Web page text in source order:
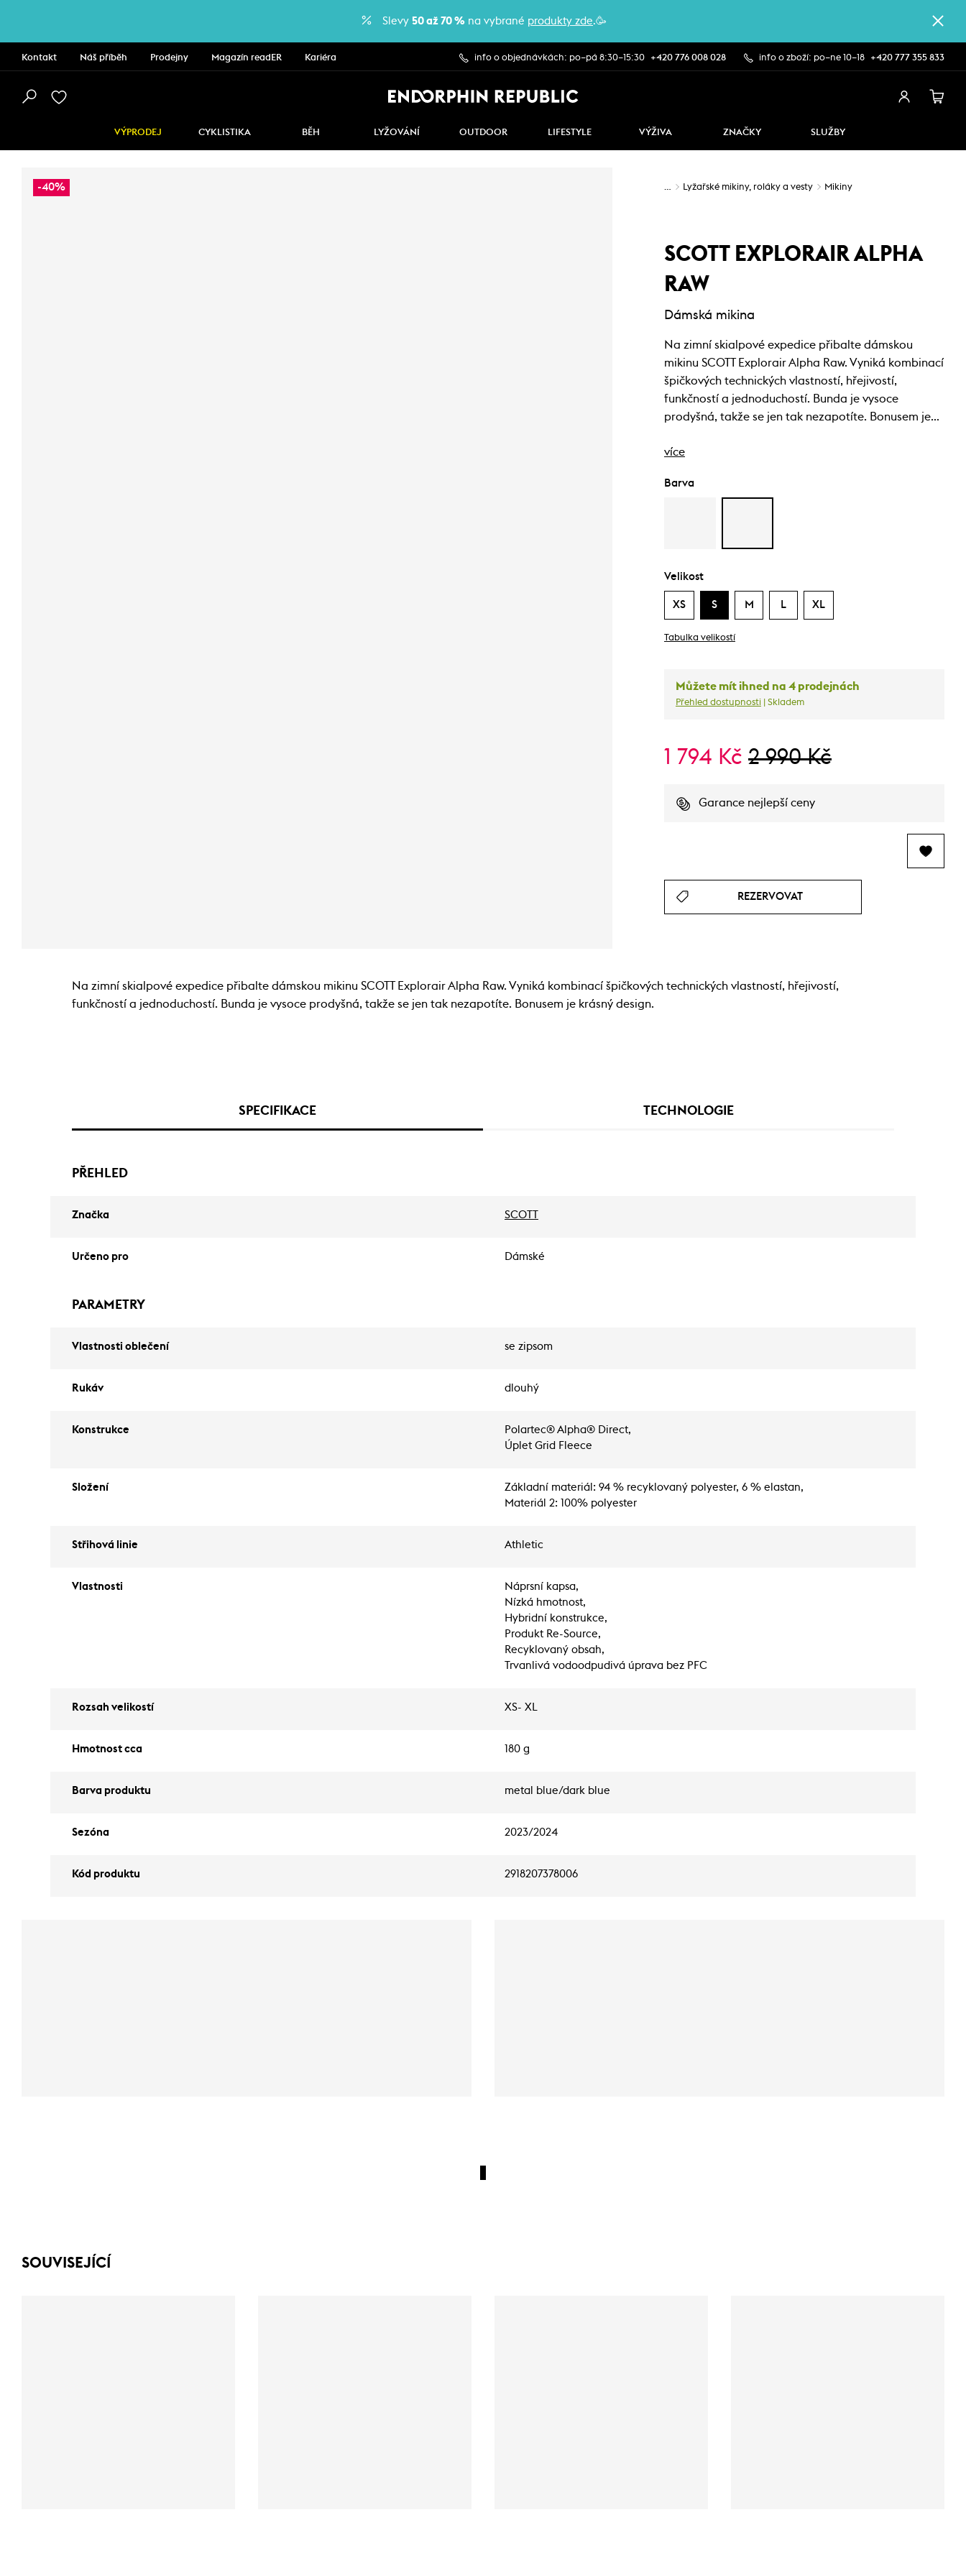
Slevy 50 až 70 % na vybrané produkty zde.🥳
Kontakt Náš příběh Prodejny Magazín readER Kariéra info o objednávkách: po–pá 8:30–15:30 +420 776 008 028 info o zboží: po–ne 10–18 +420 777 355 833
VÝPRODEJ CYKLISTIKA BĚH LYŽOVÁNÍ OUTDOOR LIFESTYLE VÝŽIVA ZNAČKY SLUŽBY
-40% … Lyžařské mikiny, roláky a vesty Mikiny
SCOTT EXPLORAIR ALPHA
RAW
Dámská mikina
Na zimní skialpové expedice přibalte dámskou
mikinu SCOTT Explorair Alpha Raw. Vyniká kombinací
špičkových technických vlastností, hřejivostí,
funkčností a jednoduchostí. Bunda je vysoce
prodyšná, takže se jen tak nezapotíte. Bonusem je…
více
Barva
Velikost
XS S M L XL
Tabulka velikostí
Můžete mít ihned na 4 prodejnách
Přehled dostupnosti | Skladem
1 794 Kč 2 990 Kč
Garance nejlepší ceny
REZERVOVAT
Na zimní skialpové expedice přibalte dámskou mikinu SCOTT Explorair Alpha Raw. Vyniká kombinací špičkových technických vlastností, hřejivostí,
funkčností a jednoduchostí. Bunda je vysoce prodyšná, takže se jen tak nezapotíte. Bonusem je krásný design.
SPECIFIKACE TECHNOLOGIE
PŘEHLED
Značka SCOTT
Určeno pro Dámské
PARAMETRY
Vlastnosti oblečení se zipsom
Rukáv dlouhý
Konstrukce
Polartec® Alpha® Direct,
Úplet Grid Fleece
Složení
Základní materiál: 94 % recyklovaný polyester, 6 % elastan,
Materiál 2: 100% polyester
Střihová linie Athletic
Vlastnosti
Náprsní kapsa,
Nízká hmotnost,
Hybridní konstrukce,
Produkt Re-Source,
Recyklovaný obsah,
Trvanlivá vodoodpudivá úprava bez PFC
Rozsah velikostí XS- XL
Hmotnost cca 180 g
Barva produktu metal blue/dark blue
Sezóna 2023/2024
Kód produktu 2918207378006
SOUVISEJÍCÍ